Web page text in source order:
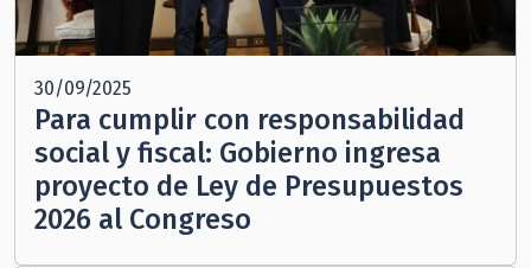
30/09/2025
Para cumplir con responsabilidad
social y fiscal: Gobierno ingresa
proyecto de Ley de Presupuestos
2026 al Congreso